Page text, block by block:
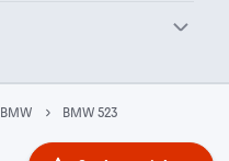
BMW 125
BMW 130
BMW
BMW 523